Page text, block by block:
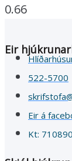
Eir
522-5700
Eir á
Kt: